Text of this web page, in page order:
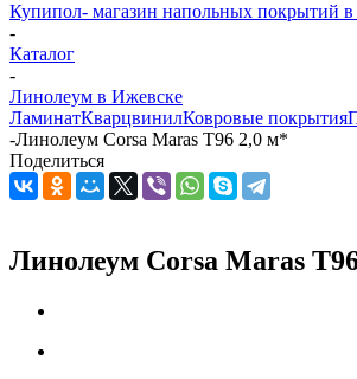
Купипол- магазин напольных покрытий
-
Каталог
-
Линолеум в Ижевске
ЛаминатКварцвинилКовровые покрытия
-Линолеум Corsa Maras T96 2,0 м*
Поделиться
Линолеум Corsa Maras